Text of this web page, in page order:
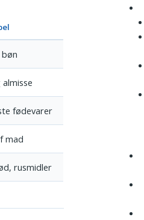
almisse
fødevarer
mad
rusmidler